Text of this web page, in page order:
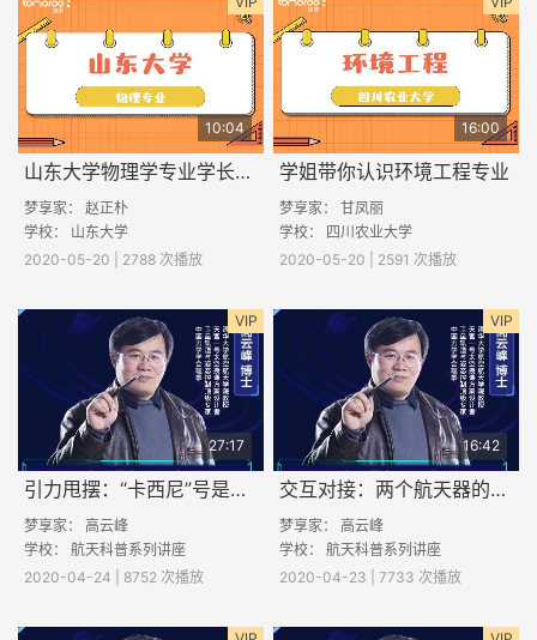
10:04
山东大学物理学专业学长为你讲述学习方法！
梦享家： 赵正朴
学校： 山东大学
2020-05-20 | 2788 次播放
16:00
学姐带你认识环境工程专业
梦享家： 甘凤丽
学校： 四川农业大学
2020-05-20 | 2591 次播放
VIP
27:17
引力甩摆：“卡西尼”号是如何掠过众星飞往土星的？
梦享家： 高云峰
学校： 航天科普系列讲座
2020-04-24 | 8752 次播放
VIP
16:42
交互对接：两个航天器的温柔一吻
梦享家： 高云峰
学校： 航天科普系列讲座
2020-04-23 | 7733 次播放